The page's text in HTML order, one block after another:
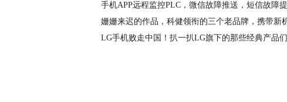
手机APP远程监控PLC，微信故障推送，短信故障
姗姗来迟的作品，科健领衔的三个老品牌，携带新
LG手机败走中国！扒一扒LG旗下的那些经典产品们